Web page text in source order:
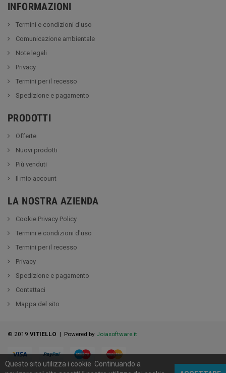
INFORMAZIONI
Termini e condizioni d'uso
Comunicazione ambientale
Note legali
Privacy
Termini per il recesso
Spedizione e pagamento
PRODOTTI
Offerte
Nuovi prodotti
Più venduti
Il mio account
LA NOSTRA AZIENDA
Cookie Privacy Policy
Termini e condizioni d'uso
Termini per il recesso
Privacy
Spedizione e pagamento
Contattaci
Mappa del sito
© 2019 VITIELLO | Powered by Joiasoftware.it
Questo sito utilizza i cookie. Continuando a